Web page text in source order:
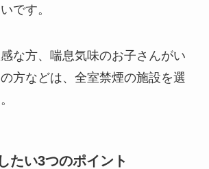
です。
な方、喘息気味のお子さんがい
方などは、全室禁煙の施設を選
たい3つのポイント